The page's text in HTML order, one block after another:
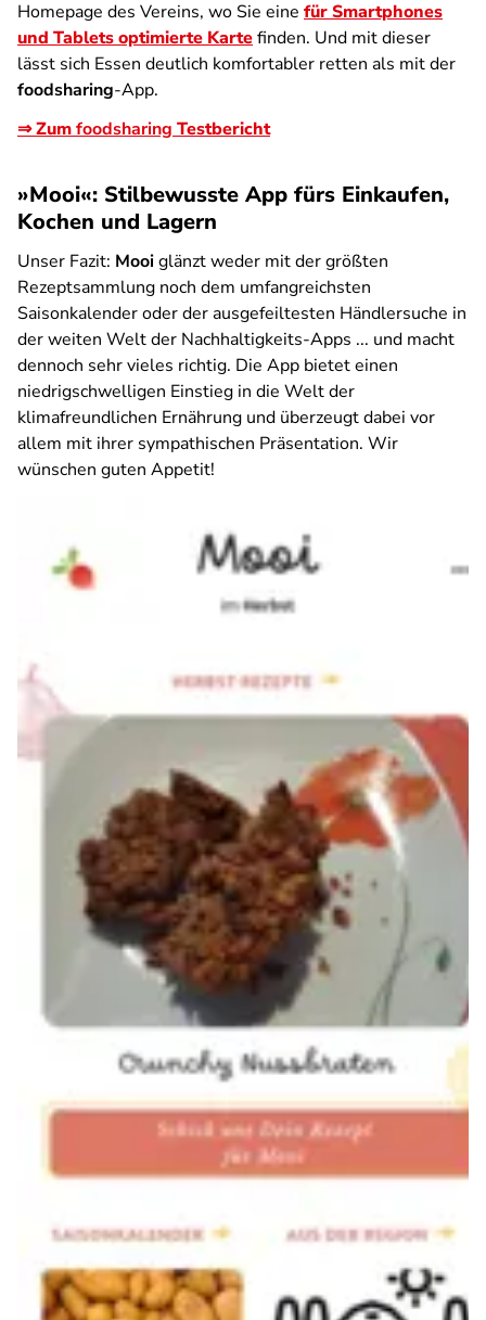
Homepage des Vereins, wo Sie eine für Smartphones
und Tablets optimierte Kartefinden. Und mit dieser
lässt sich Essen deutlich komfortabler retten als mit der
foodsharing-App.
⇒ Zumfoodsharing Testbericht
»Mooi«: Stilbewusste App fürs Einkaufen,
Kochen und Lagern
Unser Fazit: Mooiglänzt weder mit der größten
Rezeptsammlung noch dem umfangreichsten
Saisonkalender oder der ausgefeiltesten Händlersuche in
der weiten Welt der Nachhaltigkeits-Apps ... und macht
dennoch sehr vieles richtig. Die App bietet einen
niedrigschwelligen Einstieg in die Welt der
klimafreundlichen Ernährung und überzeugt dabei vor
allem mit ihrer sympathischen Präsentation. Wir
wünschen guten Appetit!